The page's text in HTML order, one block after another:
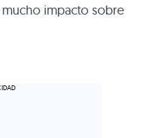
impacto sobre